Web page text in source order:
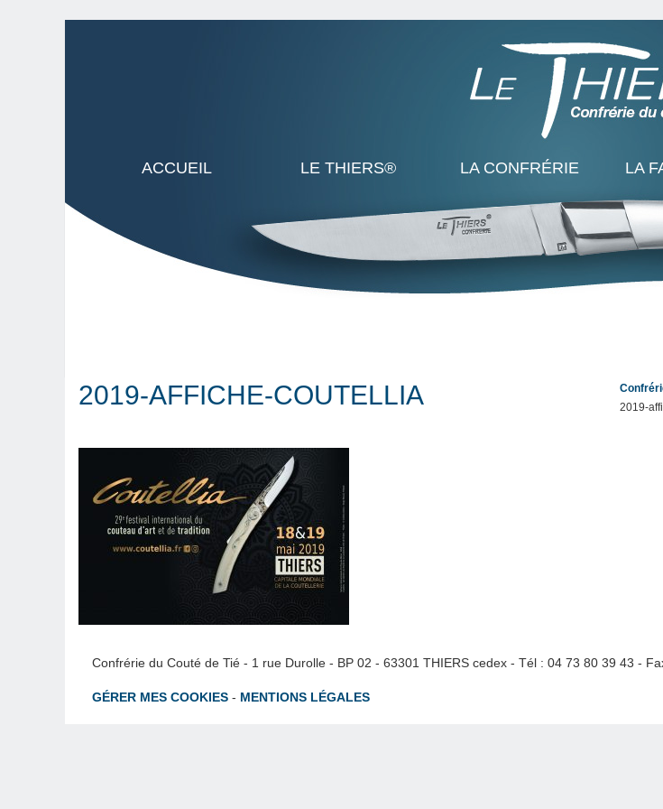
ACCUEIL LE THIERS® LA CONFRÉRIE LA
2019-AFFICHE-COUTELLIA
2019-
Confrérie du Couté de Tié - 1 rue Durolle - BP 02 - 63301 THIERS cedex - Tél : 04 73 80 39 43 -
GÉRER MES COOKIES - MENTIONS LÉGALES